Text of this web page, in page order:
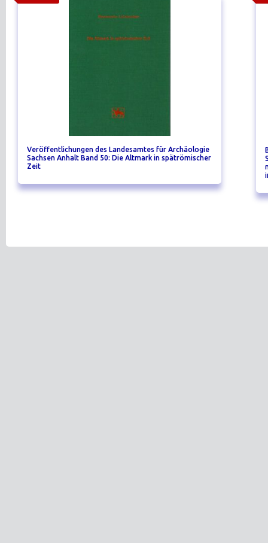
Veröffentlichungen des Landesamtes für Archäologie
Sachsen Anhalt Band 50: Die Altmark in spätrömischer
Zeit